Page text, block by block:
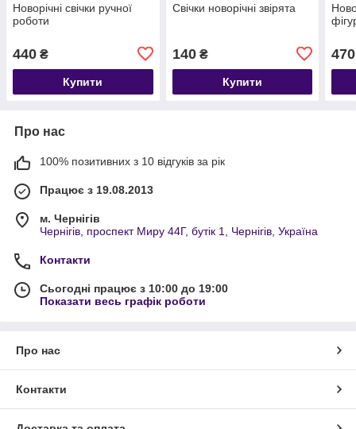
Новорічні свічки ручної
роботи
440 ₴
Купити
Свічки новорічні звірята
140₴
Купити
470
Про нас
100% позитивних з 10 відгуків за рік
Працює з 19.08.2013
м. Чернігів
Чернігів, проспект Миру 44Г, бутік 1, Чернігів, Україна
Контакти
Сьогодні працює з 10:00 до 19:00
Показати весь графік роботи
Про нас
Контакти